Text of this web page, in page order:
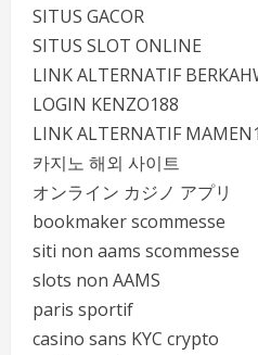
SITUS GACOR
SITUS SLOT ONLINE
LINK ALTERNATIF
LOGIN KENZO188
LINK ALTERNATIF
카지노 해외 사이트
オンライン カジノ アプリ
bookmaker scommesse
siti non aams scommesse
slots non AAMS
paris sportif
casino sans KYC crypto